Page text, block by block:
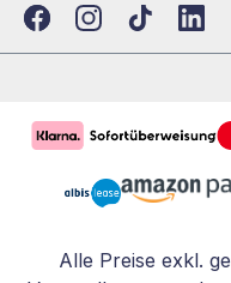
TikTok
Alle Preise exkl.